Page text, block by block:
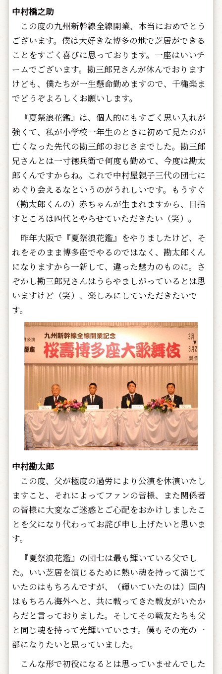
中村橋之助
この度の九州新幹線全線開業、本当におめでとう
ございます。僕は大好きな博多の地で芝居ができる
ことをすごく喜びに思っております。一座はいいチ
ームでございます。勘三郎兄さんが休んでおります
けども、僕たちが一生懸命勤めますので、千穐楽ま
でどうぞよろしくお願いします。
『夏祭浪花鑑』は、個人的にもすごく思い入れが
強くて、私が小学校一年生のときに初めて見たのが
亡くなった先代の勘三郎のおじさまでした。勘三郎
兄さんとは一寸徳兵衛で何度も勤めて、今度は勘太
郎くんですからね。これで中村屋親子三代の団七に
めぐり会えるなというのがうれしいです。もうすぐ
（勘太郎くんの）赤ちゃんが生まれますから、目指
すところは四代とやらせていただきたい（笑）。
昨年大阪で『夏祭浪花鑑』をやりましたけど、そ
れをそのまま博多座でやるのではなく、勘太郎くん
になりますから一新して、違った魅力のものに。さ
ぞかし勘三郎兄さんはうらやましがっているとは思
いますけど（笑）、楽しみにしていただきたいで
す。
中村勘太郎
この度、父が極度の過労により公演を休演いたし
ますこと、それによってファンの皆様、また関係者
の皆様に大変なご迷惑とご心配をおかけしましたこ
とを父になり代わってお詫び申し上げたいと思いま
す。
『夏祭浪花鑑』の団七は最も輝いている父でし
た。いい芝居を演じるために熱い魂を持って演じて
いたのはもちろんですが、（輝いていたのは）国内
はもちろん海外へと、共に戦ってきた戦友がいたか
らだと言っておりました。そしてその戦友たちも父
と同じ魂を持って光輝いています。僕もその光の一
部になりたいと思っていました。
こんな形で初役になるとは思っていませんでした